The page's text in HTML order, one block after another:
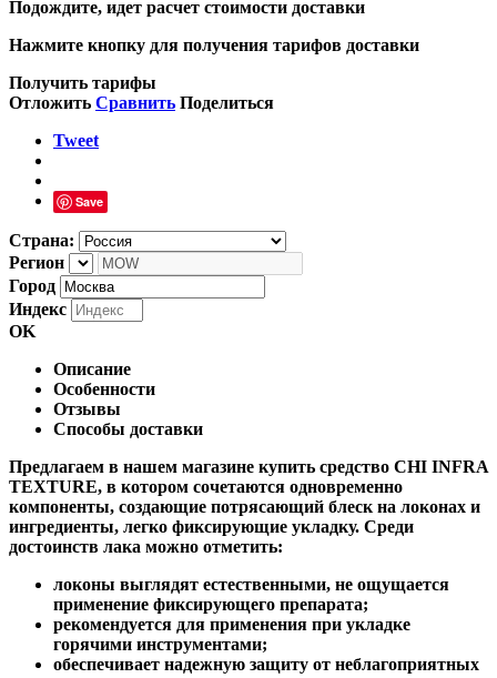
Подождите, идет расчет стоимости доставки
Нажмите кнопку для получения тарифов доставки
Получить тарифы
Отложить Сравнить Поделиться
Tweet
Save
Страна:
Регион
Город
Индекс
OK
Описание
Особенности
Отзывы
Способы доставки
Предлагаем в нашем магазине купить средство CHI INFRA
TEXTURE, в котором сочетаются одновременно
компоненты, создающие потрясающий блеск на локонах и
ингредиенты, легко фиксирующие укладку. Среди
достоинств лака можно отметить:
локоны выглядят естественными, не ощущается
применение фиксирующего препарата;
рекомендуется для применения при укладке
горячими инструментами;
обеспечивает надежную защиту от неблагоприятных